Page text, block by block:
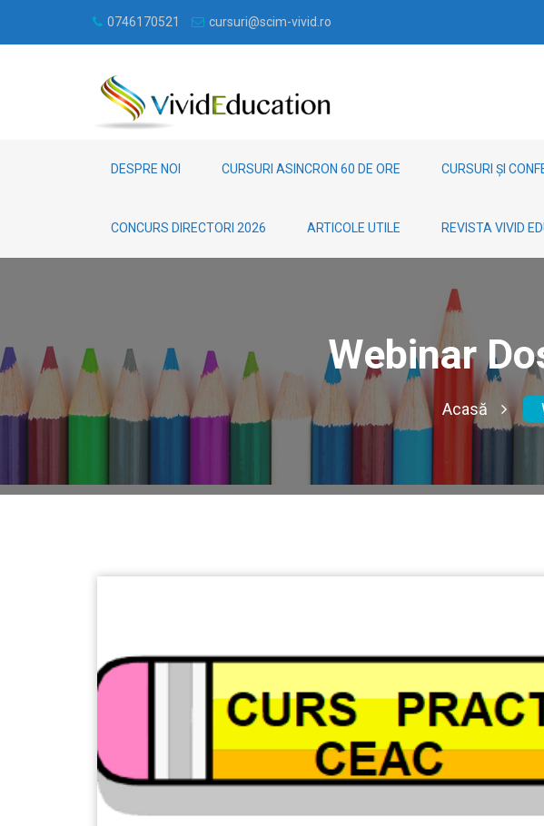
0746170521 cursuri@scim-vivid.ro
DESPRE NOI CURSURI ASINCRON 60 DE ORE CURSURI ȘI
CONCURS DIRECTORI 2026 ARTICOLE UTILE REVISTA VIVID
Webinar
Acasă